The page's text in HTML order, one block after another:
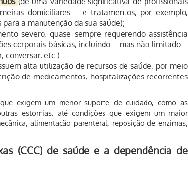
domiciliares – e tratamentos, por exemplo,
a manutenção da sua saúde);
severo, quase sempre requerendo assistência
corporais básicas, incluindo – mas não limitado –
conversar, etc.).
alta utilização de recursos de saúde, por meio
de medicamentos, hospitalizações recorrentes
exigem um menor suporte de cuidado, como as
estomias, até condições que exigem um maior
alimentação parenteral, reposição de enzimas,
(CCC) de saúde e a dependência de